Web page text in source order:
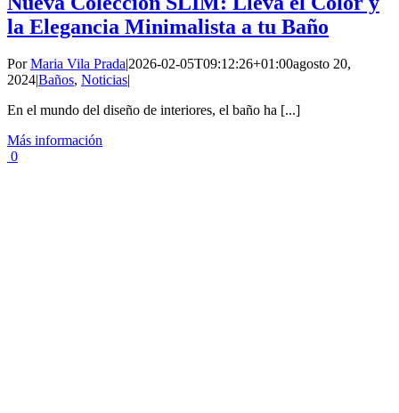
la Elegancia Minimalista a tu Baño
PorMaria Vila Prada|2026-02-05T09:12:26+01:00agosto 20,
2024|Baños, Noticias|
En el mundo del diseño de interiores, el baño ha [...]
Más información
0